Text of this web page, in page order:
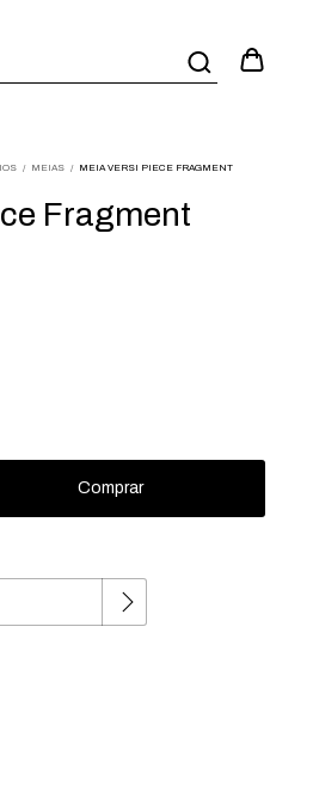
/ MEIAS /
MEIA VERSI PIECE FRAGMENT
Fragment